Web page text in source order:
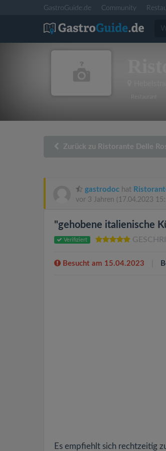
GastroGuide.de Community
Zurück zu Ristorante Delle
gastrodoc hat
vor 3 Jahren (17.04.2023
"gehobene italienische
Verifiziert
Besucht am 15.04.2023
Es empfiehlt sich rechtzeitig